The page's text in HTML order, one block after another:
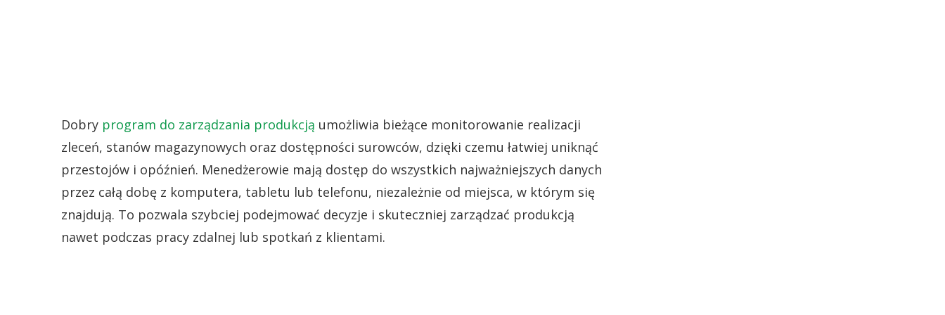
Dobry program do zarządzania produkcją umożliwia bieżące monitorowanie realizacji
zleceń, stanów magazynowych oraz dostępności surowców, dzięki czemu łatwiej uniknąć
przestojów i opóźnień. Menedżerowie mają dostęp do wszystkich najważniejszych danych
przez całą dobę z komputera, tabletu lub telefonu, niezależnie od miejsca, w którym się
znajdują. To pozwala szybciej podejmować decyzje i skuteczniej zarządzać produkcją
nawet podczas pracy zdalnej lub spotkań z klientami.